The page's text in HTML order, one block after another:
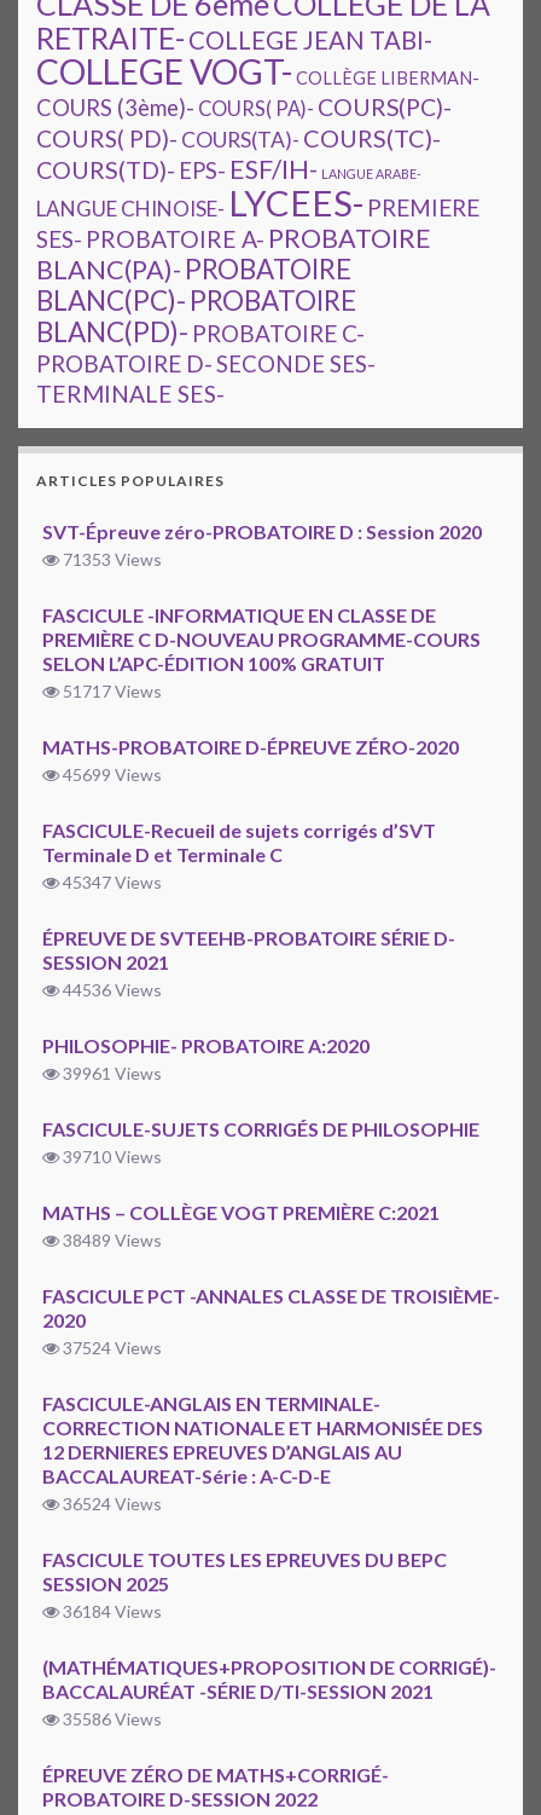
RETRAITE- COLLEGE JEAN TABI-
COLLEGE VOGT- COLLÈGE LIBERMAN-
COURS (3ème)- COURS( PA)- COURS(PC)-
COURS( PD)- COURS(TA)- COURS(TC)-
COURS(TD)- EPS- ESF/IH- LANGUE ARABE-
LANGUE CHINOISE- LYCEES- PREMIERE
SES- PROBATOIRE A- PROBATOIRE
BLANC(PA)- PROBATOIRE
BLANC(PC)- PROBATOIRE
BLANC(PD)- PROBATOIRE C-
PROBATOIRE D-SECONDE SES-
TERMINALE SES-
ARTICLES POPULAIRES
SVT-Épreuve zéro-PROBATOIRE D : Session 2020
71353 Views
FASCICULE -INFORMATIQUE EN CLASSE DE
PREMIÈRE C D-NOUVEAU PROGRAMME-COURS
SELON L’APC-ÉDITION 100% GRATUIT
51717 Views
MATHS-PROBATOIRE D-ÉPREUVE ZÉRO-2020
45699 Views
FASCICULE-Recueil de sujets corrigés d’SVT
Terminale D et Terminale C
45347 Views
ÉPREUVE DE SVTEEHB-PROBATOIRE SÉRIE D-
SESSION 2021
44536 Views
PHILOSOPHIE- PROBATOIRE A:2020
39961 Views
FASCICULE-SUJETS CORRIGÉS DE PHILOSOPHIE
39710 Views
MATHS – COLLÈGE VOGT PREMIÈRE C:2021
38489 Views
FASCICULE PCT -ANNALES CLASSE DE TROISIÈME-
2020
37524 Views
FASCICULE-ANGLAIS EN TERMINALE-
CORRECTION NATIONALE ET HARMONISÉE DES
12 DERNIERES EPREUVES D’ANGLAIS AU
BACCALAUREAT-Série : A-C-D-E
36524 Views
FASCICULE TOUTES LES EPREUVES DU BEPC
SESSION 2025
36184 Views
(MATHÉMATIQUES+PROPOSITION DE CORRIGÉ)-
BACCALAURÉAT -SÉRIE D/TI-SESSION 2021
35586 Views
ÉPREUVE ZÉRO DE MATHS+CORRIGÉ-
PROBATOIRE D-SESSION 2022